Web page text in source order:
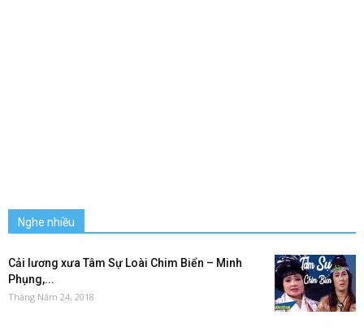
Nghe nhiều
Cải lương xưa Tâm Sự Loài Chim Biển – Minh
Phụng,...
Tháng Năm 24, 2018